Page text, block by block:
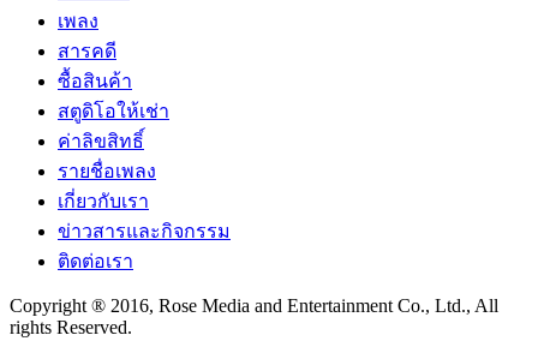
เพลง
สารคดี
ซื้อสินค้า
สตูดิโอให้เช่า
ค่าลิขสิทธิ์
รายชื่อเพลง
เกี่ยวกับเรา
ข่าวสารและกิจกรรม
ติดต่อเรา
Copyright ® 2016, Rose Media and Entertainment Co., Ltd., All
rights Reserved.